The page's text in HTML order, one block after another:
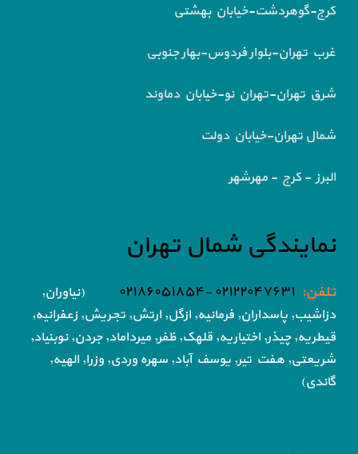
کرج-گوهردشت-خیابان بهشتی
غرب تهران-بلوار فردوس-بهار جنوبی
شرق تهران-تهران نو-خیابان دماوند
شمال تهران-خیابان دولت
البرز - کرج - مهرشهر
نمایندگی شمال تهران
تلفن: ۰۲۱۲۲۰۴۷۶۳۱ -۰۲۱۸۶۰۵۱۸۵۴
(نیاوران,
دزاشیب, پاسداران, فرمانیه, ازگل, ارتش, تجریش, زعفرانیه,
قیطریه, چیذر, اختیاریه, قلهک, ظفر, میرداماد, جردن, نوبنیاد,
شریعتی, هفت تیر, یوسف آباد, سهره وردی, وزرا, الهیه,
گاندی)